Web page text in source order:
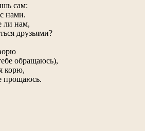
сам:
нами.
ли нам,
друзьями?
обращаюсь),
корю,
прощаюсь.